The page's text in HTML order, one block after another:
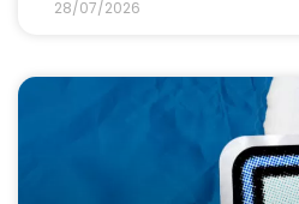
28/07/2026